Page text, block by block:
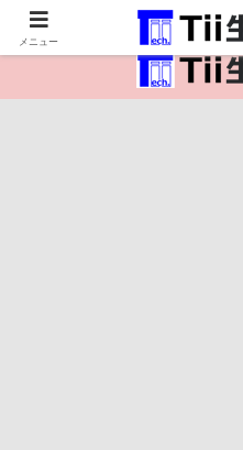
医療保健・生命・
メニュー